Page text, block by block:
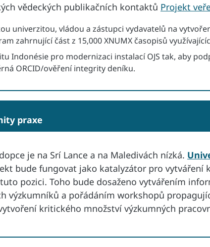
vědeckých publikačních kontaktů Projekt
univerzitou, vládou a zástupci vydavatelů na
zahrnující část z 15,000 XNUMX časopisů
Indonésie pro modernizaci instalací OJS tak, aby
ORCID/ověření integrity deníku.
praxe
je na Srí Lance a na Maledivách nízká.
bude fungovat jako katalyzátor pro vytváření
pozici. Toho bude dosaženo vytvářením
výzkumníků a pořádáním workshopů
kritického množství výzkumných